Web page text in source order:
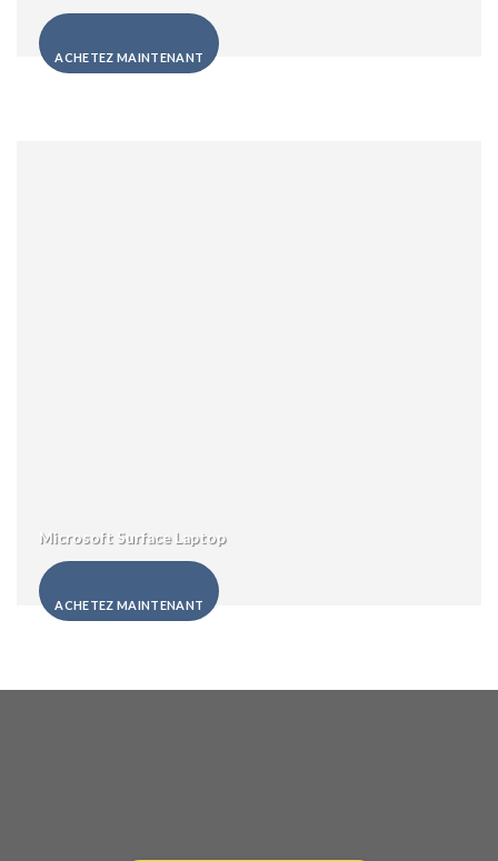
ACHETEZ MAINTENANT
Microsoft Surface Laptop
ACHETEZ MAINTENANT